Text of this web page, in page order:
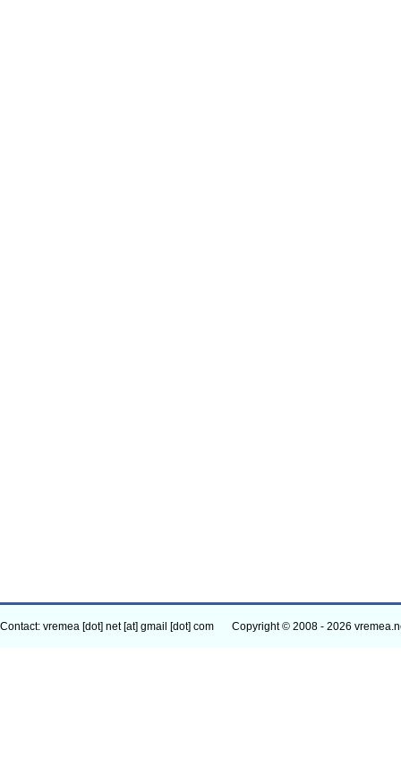
Contact: vremea [dot] net [at] gmail [dot] com Copyright © 2008 - 2026